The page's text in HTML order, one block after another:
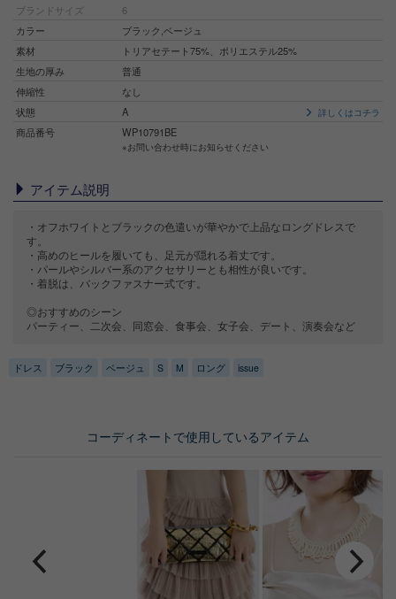
ブランドサイズ
6
カラー
ブラック,ベージュ
素材
トリアセテート75%、ポリエステル25%
生地の厚み
普通
伸縮性
なし
状態
A 詳しくはコチラ
商品番号 WP10791BE
※お問い合わせ時にお知らせください
アイテム説明
・オフホワイトとブラックの色遣いが華やかで上品なロングドレスで
す。
・高めのヒールを履いても、足元が隠れる着丈です。
・パールやシルバー系のアクセサリーとも相性が良いです。
・着脱は、バックファスナー式です。
◎おすすめのシーン
パーティー、二次会、同窓会、食事会、女子会、デート、演奏会など
ドレス ブラック ベージュ S M ロング issue
コーディネートで使用しているアイテム